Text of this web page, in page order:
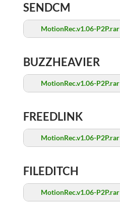
SENDCM
MotionRec.v1.06-P2P.rar
BUZZHEAVIER
MotionRec.v1.06-P2P.rar
FREEDLINK
MotionRec.v1.06-P2P.rar
FILEDITCH
MotionRec.v1.06-P2P.rar